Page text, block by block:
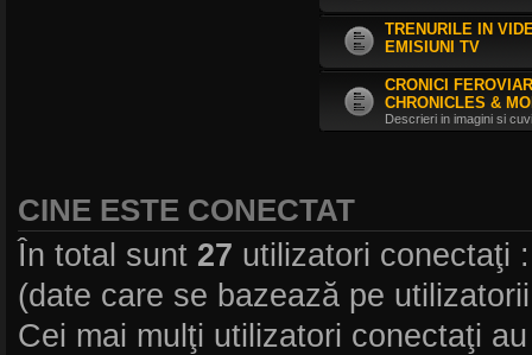
TRENURILE IN
EMISIUNI TV
CRONICI
CHRONICLES &
Descrieri in imagini si
CINE ESTE CONECTAT
În total sunt 27 utilizatori conectaţi
(date care se bazează pe
Cei mai mulţi utilizatori conectaţi